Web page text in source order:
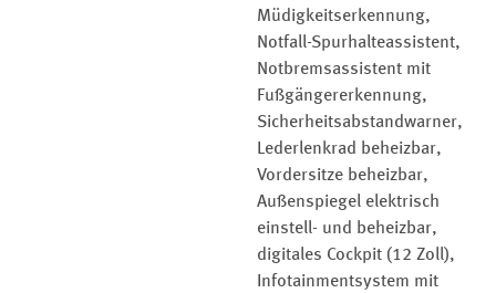
Müdigkeitserkennung,
Notfall-Spurhalteassistent,
Notbremsassistent mit
Fußgängererkennung,
Sicherheitsabstandwarner,
Lederlenkrad beheizbar,
Vordersitze beheizbar,
Außenspiegel elektrisch
einstell- und beheizbar,
digitales Cockpit (12 Zoll),
Infotainmentsystem mit